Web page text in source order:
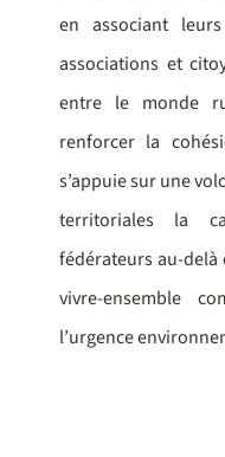
en associant
associations et
entre le monde
renforcer la
s’appuie sur une
territoriales la
fédérateurs au-
vivre-ensemble
l’urgence